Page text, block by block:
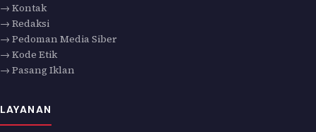
→ Kontak
→ Redaksi
→ Pedoman Media Siber
→ Kode Etik
→ Pasang Iklan
LAYANAN